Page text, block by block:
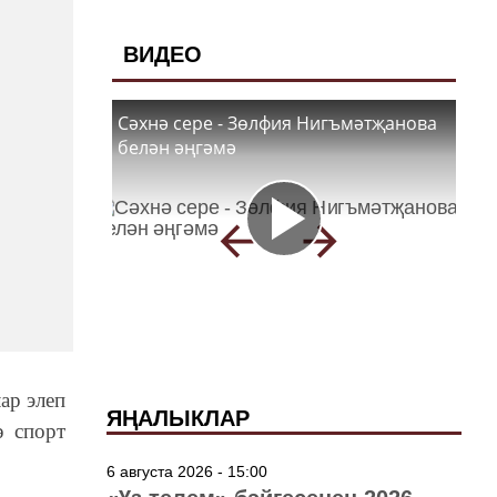
элеп
спорт
ВИДЕО
Сәхнә сере - Зөлфия Нигъмәтҗанова
белән әңгәмә
ЯҢАЛЫКЛАР
6 августа 2026 - 15:00